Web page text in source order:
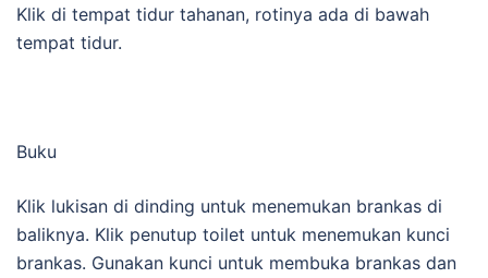
Klik di tempat tidur tahanan, rotinya ada di bawah
tempat tidur.
Buku
Klik lukisan di dinding untuk menemukan brankas di
baliknya. Klik penutup toilet untuk menemukan kunci
brankas. Gunakan kunci untuk membuka brankas dan